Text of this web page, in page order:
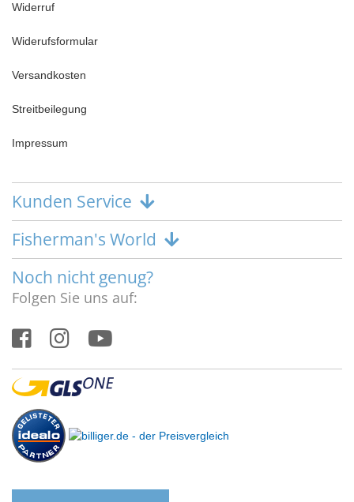
Widerruf
Widerufsformular
Versandkosten
Streitbeilegung
Impressum
Kunden Service
Fisherman's World
Noch nicht genug?
Folgen Sie uns auf: